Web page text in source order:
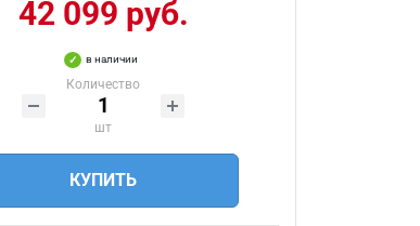
42 099 руб.
в наличии
Количество
шт
КУПИТЬ